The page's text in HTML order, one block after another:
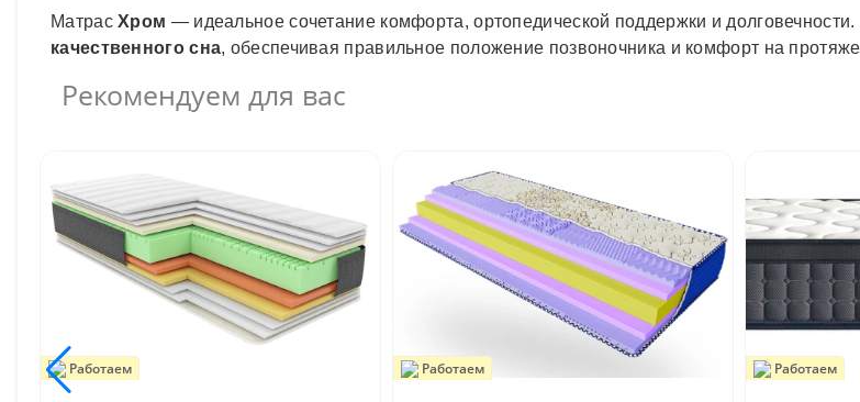
МатрасХром — идеальное сочетание комфорта, ортопедической поддержки и
качественного сна, обеспечивая правильное положение позвоночника и комфорт на
Рекомендуем для вас
Работаем Работаем Работаем